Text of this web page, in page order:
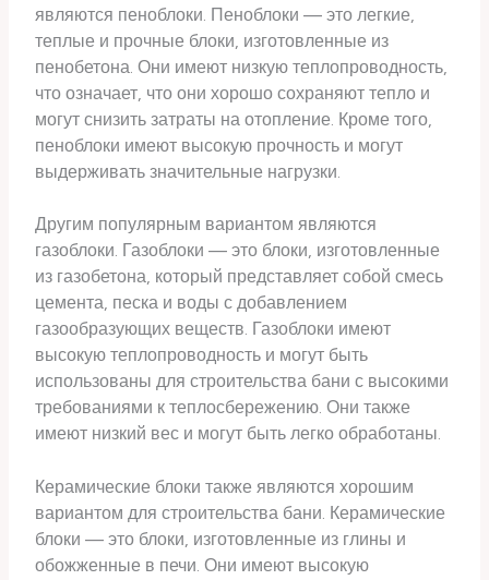
являются пеноблоки. Пеноблоки — это легкие,
теплые и прочные блоки, изготовленные из
пенобетона. Они имеют низкую теплопроводность,
что означает, что они хорошо сохраняют тепло и
могут снизить затраты на отопление. Кроме того,
пеноблоки имеют высокую прочность и могут
выдерживать значительные нагрузки.
Другим популярным вариантом являются
газоблоки. Газоблоки — это блоки, изготовленные
из газобетона, который представляет собой смесь
цемента, песка и воды с добавлением
газообразующих веществ. Газоблоки имеют
высокую теплопроводность и могут быть
использованы для строительства бани с высокими
требованиями к теплосбережению. Они также
имеют низкий вес и могут быть легко обработаны.
Керамические блоки также являются хорошим
вариантом для строительства бани. Керамические
блоки — это блоки, изготовленные из глины и
обожженные в печи. Они имеют высокую